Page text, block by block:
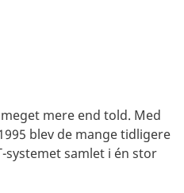
mere end told. Med
blev de mange tidligere
systemet samlet i én stor